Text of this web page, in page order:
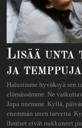
Lisää
ja
Halusimme hyväksyä sen
elämässämme. Ne
Jopa unemme. Kyllä,
enemmän unen tarvetta.
ihmiset eivät nukkuneet